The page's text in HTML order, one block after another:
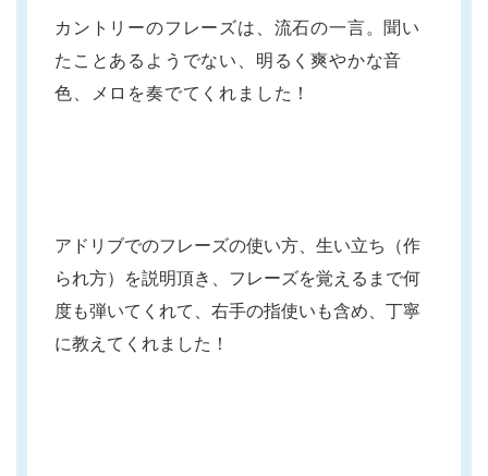
カントリーのフレーズは、流石の一言。聞い
たことあるようでない、明るく爽やかな音
色、メロを奏でてくれました！
アドリブでのフレーズの使い方、生い立ち（作
られ方）を説明頂き、フレーズを覚えるまで何
度も弾いてくれて、右手の指使いも含め、丁寧
に教えてくれました！